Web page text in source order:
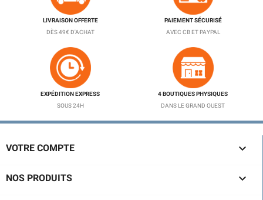
LIVRAISON OFFERTE
DÈS 49€ D'ACHAT
PAIEMENT SÉCURISÉ
AVEC CB ET PAYPAL
EXPÉDITION EXPRESS
SOUS 24H
4 BOUTIQUES PHYSIQUES
DANS LE GRAND OUEST
VOTRE COMPTE 
NOS PRODUITS 